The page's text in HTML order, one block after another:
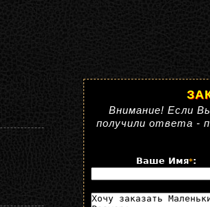
Внимание! Если
получили ответа -
Ваше Имя*: